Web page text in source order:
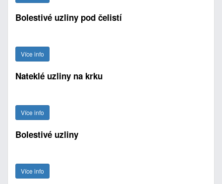
Bolestivé uzliny pod čelistí
Více info
Nateklé uzliny na krku
Více info
Bolestivé uzliny
Více info